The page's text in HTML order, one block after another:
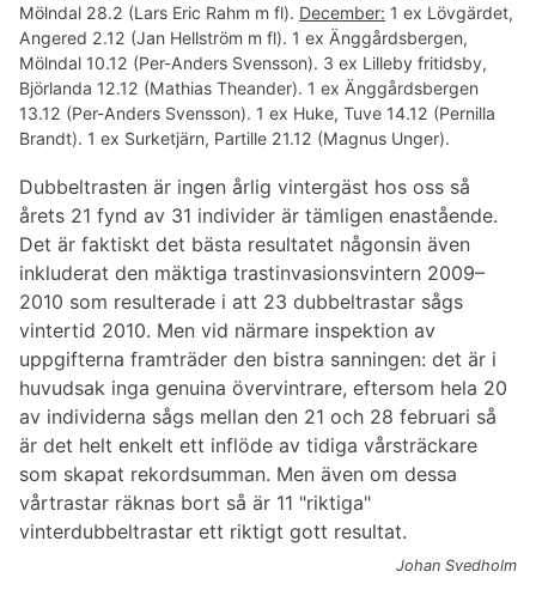
Mölndal 28.2 (Lars Eric Rahm m fl). December: 1 ex Lövgärdet,
Angered 2.12 (Jan Hellström m fl). 1 ex Änggårdsbergen,
Mölndal 10.12 (Per-Anders Svensson). 3 ex Lilleby fritidsby,
Björlanda 12.12 (Mathias Theander). 1 ex Änggårdsbergen
13.12 (Per-Anders Svensson). 1 ex Huke, Tuve 14.12 (Pernilla
Brandt). 1 ex Surketjärn, Partille 21.12 (Magnus Unger).
Dubbeltrasten är ingen årlig vintergäst hos oss så
årets 21 fynd av 31 individer är tämligen enastående.
Det är faktiskt det bästa resultatet någonsin även
inkluderat den mäktiga trastinvasionsvintern 2009–
2010 som resulterade i att 23 dubbeltrastar sågs
vintertid 2010. Men vid närmare inspektion av
uppgifterna framträder den bistra sanningen: det är i
huvudsak inga genuina övervintrare, eftersom hela 20
av individerna sågs mellan den 21 och 28 februari så
är det helt enkelt ett inflöde av tidiga vårsträckare
som skapat rekordsumman. Men även om dessa
vårtrastar räknas bort så är 11 "riktiga"
vinterdubbeltrastar ett riktigt gott resultat.
Johan Svedholm